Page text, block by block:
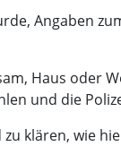
Angaben
Haus oder
und die
klären, wie